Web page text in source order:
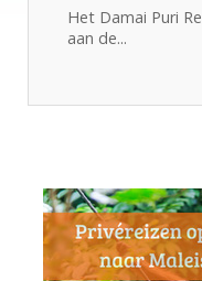
Het Damai Puri
aan de...